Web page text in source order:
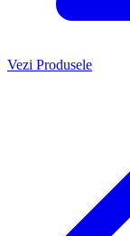
Vezi Produsele